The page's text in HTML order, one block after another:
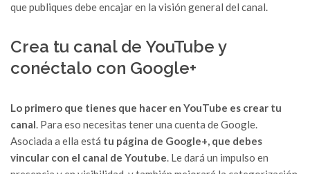
que publiques debe encajar en la visión general del canal.
Crea tu canal de YouTube y
conéctalo con Google+
Lo primero que tienes que hacer en YouTube es crear tu
canal. Para eso necesitas tener una cuenta de Google.
Asociada a ella está tu página de Google+, que debes
vincular con el canal de Youtube. Le dará un impulso en